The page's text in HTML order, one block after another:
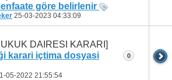
göre belirlenir
25-03-2023 04:33:09
DAIRESI KARARI]
karari içtima dosyasi
05-2022 21:55:54
0